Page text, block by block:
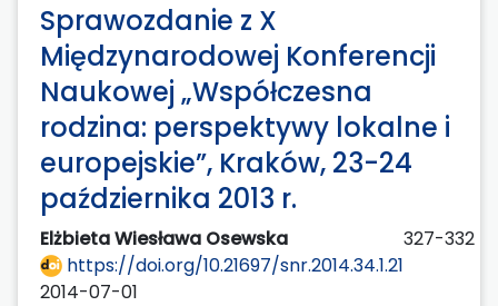
Sprawozdanie z X
Międzynarodowej Konferencji
Naukowej „Współczesna
rodzina: perspektywy lokalne i
europejskie”, Kraków, 23-24
października 2013 r.
Elżbieta Wiesława Osewska
327-332
https://doi.org/10.21697/snr.2014.34.1.21
2014-07-01